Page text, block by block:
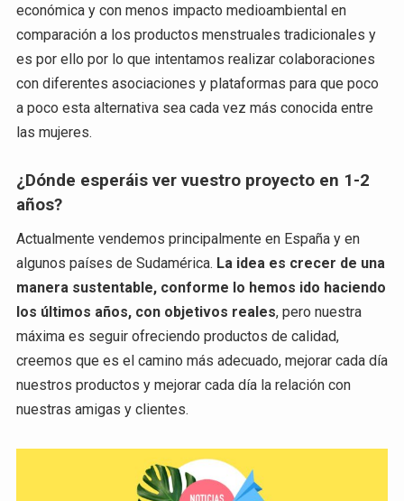
económica y con menos impacto medioambiental en
comparación a los productos menstruales tradicionales y
es por ello por lo que intentamos realizar colaboraciones
con diferentes asociaciones y plataformas para que poco
a poco esta alternativa sea cada vez más conocida entre
las mujeres.
¿Dónde esperáis ver vuestro proyecto en 1-2
años?
Actualmente vendemos principalmente en España y en
algunos países de Sudamérica. La idea es crecer de una
manera sustentable, conforme lo hemos ido haciendo
los últimos años, con objetivos reales, pero nuestra
máxima es seguir ofreciendo productos de calidad,
creemos que es el camino más adecuado, mejorar cada día
nuestros productos y mejorar cada día la relación con
nuestras amigas y clientes.